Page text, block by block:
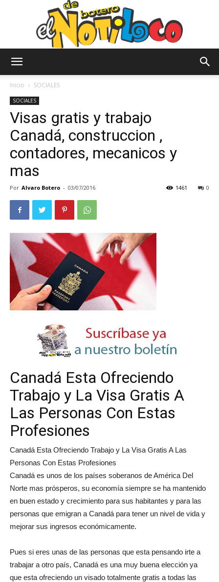
Notiloco
de
Inicio SOCIALES
SOCIALES
Visas gratis y trabajo
Canadá, construccion ,
contadores, mecanicos y
mas
Por Alvaro Botero - 03/07/2016 0
1461
Canadá Esta Ofreciendo
Trabajo y La Visa Gratis A
Las Personas Con Estas
Profesiones
Canadá Esta Ofreciendo Trabajo y La Visa Gratis A Las
Personas Con Estas Profesiones
Canadá es unos de los países soberanos de América Del
Norte mas prósperos, su economía siempre se ha mantenido
en buen estado y crecimiento para sus habitantes y para las
personas que emigran a Canadá para tener un nivel de vida y
mejorar sus ingresos económicamente.
Pues si eres unas de las personas que esta pensando irte a
trabajar a otro país, Canadá es una muy buena elección ya
que esta ofreciendo un visado totalmente gratis a todas las